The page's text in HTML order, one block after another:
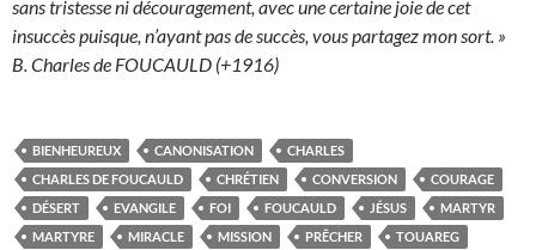
sans tristesse ni découragement, avec une certaine joie de cet
insuccès puisque, n’ayant pas de succès, vous partagez mon sort. »
B. Charles de FOUCAULD (+1916)
BIENHEUREUX CANONISATION
CHARLES
CHARLES DE FOUCAULD
CHRÉTIEN CONVERSION
COURAGE
DÉSERT
EVANGILE FOI FOUCAULD JÉSUS
MARTYR
MARTYRE
MIRACLE MISSION PRÊCHER TOUAREG